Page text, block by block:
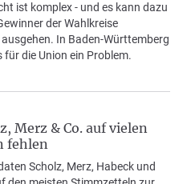
ist komplex - und es kann dazu
der Wahlkreise
In Baden-Württemberg
für die Union ein Problem.
Merz & Co. auf vielen
fehlen
Scholz, Merz, Habeck und